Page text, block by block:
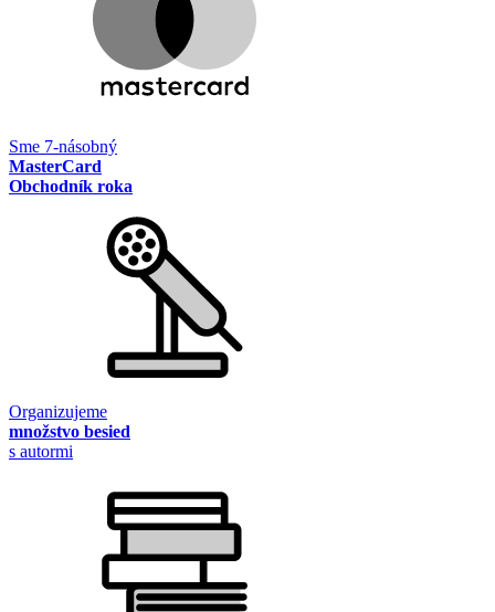
Sme 7-násobný
MasterCard
Obchodník roka
Organizujeme
množstvo besied
s autormi